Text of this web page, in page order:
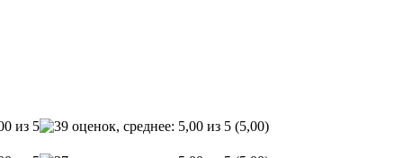
(5,00)